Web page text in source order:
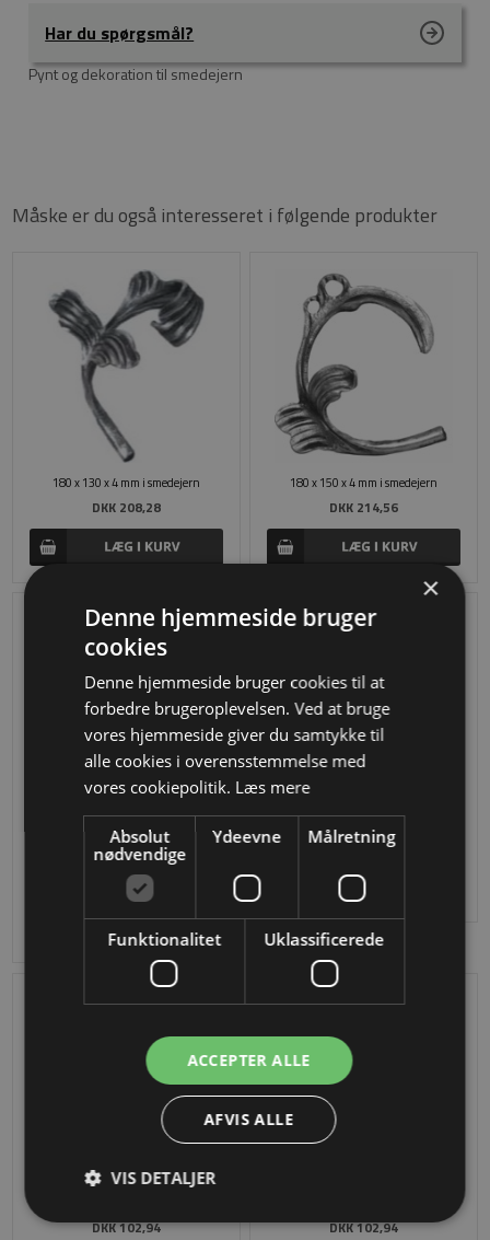
Har du spørgsmål?
Pynt og dekoration til smedejern
Måske er du også interesseret i følgende produkter
180 x 130 x 4 mm i smedejern
DKK 208,28
180 x 150 x 4 mm i smedejern
DKK 214,56
150 x 160 x 4 mm i smedejern
DKK 274,44
150 x 160 x 4 mm i smedejern
DKK 274,44
DKK 102,94 DKK 102,94
×
Denne hjemmeside bruger
cookies
Denne hjemmeside bruger cookies til at
forbedre brugeroplevelsen. Ved at bruge
vores hjemmeside giver du samtykke til
alle cookies i overensstemmelse med
vores cookiepolitik. Læs mere
Absolut
nødvendige
Ydeevne Målretning
Funktionalitet Uklassificerede
ACCEPTER ALLE
AFVIS ALLE
VIS DETALJER